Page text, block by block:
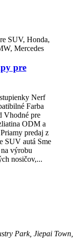
pre
Nerf
Farba
Vhodné pre
ODM a
predaj z
SUV autá Sme
výrobu
nosičov,...
Park, Jiepai Town,